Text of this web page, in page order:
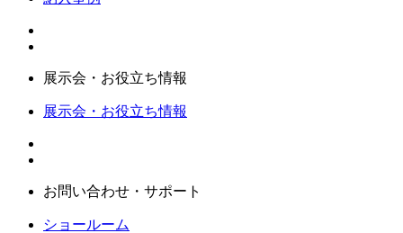
展示会・お役立ち情報
展示会・お役立ち情報
お問い合わせ・サポート
ショールーム